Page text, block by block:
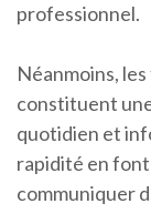
professionnel.
Néanmoins,
constituent
quotidien et
rapidité en
communiquer